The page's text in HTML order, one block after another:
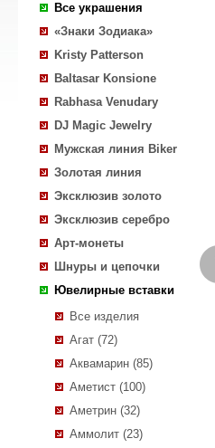
Все украшения
«Знаки Зодиака»
Kristy Patterson
Baltasar Konsione
Rabhasa Venudary
DJ Magic Jewelry
Мужская линия Biker
Золотая линия
Эксклюзив золото
Эксклюзив серебро
Арт-монеты
Шнуры и цепочки
Ювелирные вставки
Все изделия
Агат (72)
Аквамарин (85)
Аметист (100)
Аметрин (32)
Аммолит (23)